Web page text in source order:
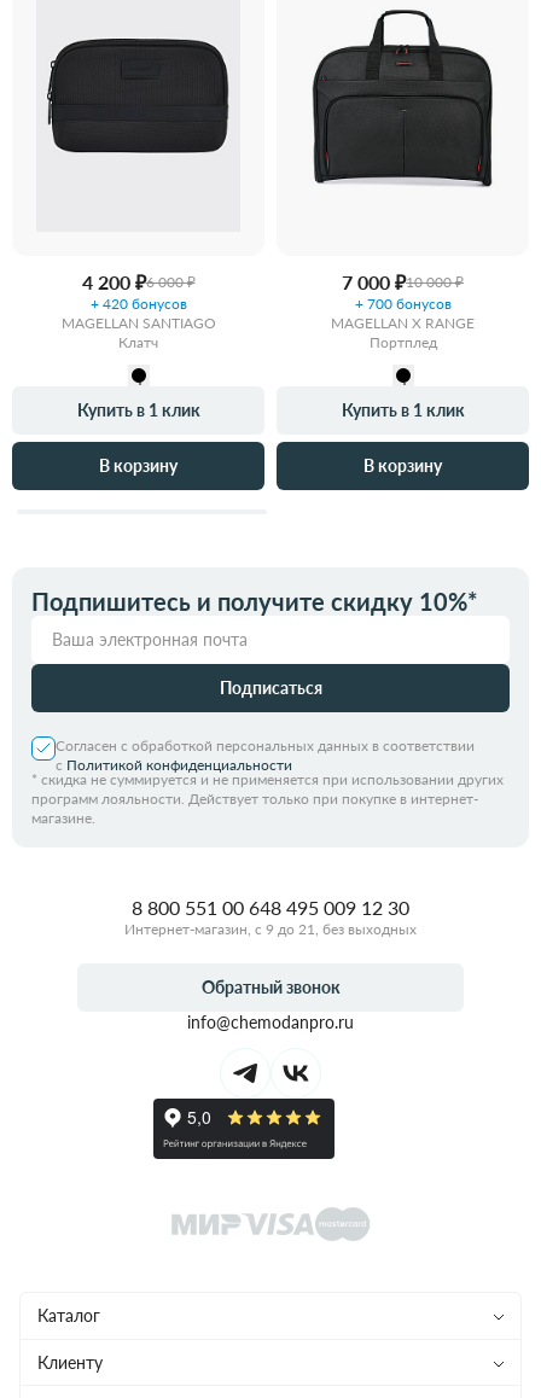
4 200 ₽6 000 ₽
+ 420 бонусов
MAGELLAN SANTIAGO
Клатч
Купить в 1 клик
В корзину
7 000 ₽10 000 ₽
+ 700 бонусов
MAGELLAN X RANGE
Портплед
Купить в 1 клик
В корзину
Подпишитесь и получите скидку 10%*
Подписаться
Согласен с обработкой персональных данных в соответствии
с Политикой конфиденциальности
* скидка не суммируется и не применяется при использовании других
программ лояльности. Действует только при покупке в интернет-
магазине.
Каталог
Чемоданы
Клиенту
8 800 551 00 648 495 009 12 30
Интернет-магазин, с 9 до 21, без выходных
Обратный звонок
info@chemodanpro.ru